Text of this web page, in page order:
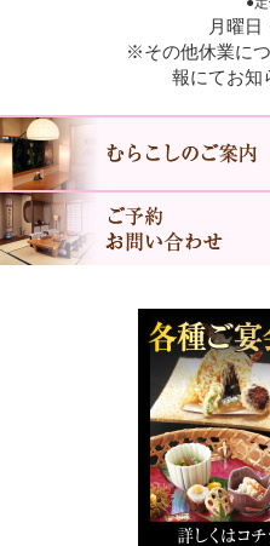
月曜日
※その他休業に
報にてお知